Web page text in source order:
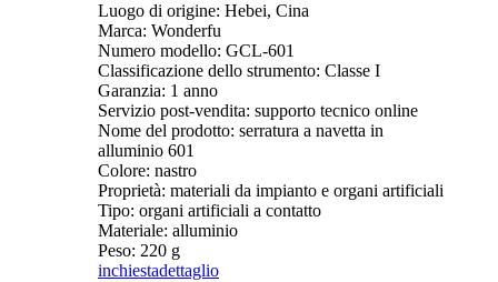
Luogo di origine: Hebei, Cina
Marca: Wonderfu
Numero modello: GCL-601
Classificazione dello strumento: Classe I
Garanzia: 1 anno
Servizio post-vendita: supporto tecnico online
Nome del prodotto: serratura a navetta in
alluminio 601
Colore: nastro
Proprietà: materiali da impianto e organi artificiali
Tipo: organi artificiali a contatto
Materiale: alluminio
Peso: 220 g
inchiestadettaglio